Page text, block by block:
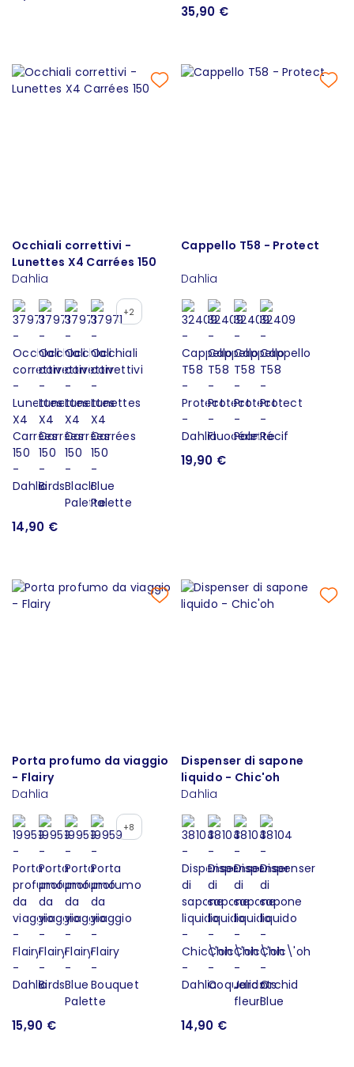
35,90 €
Occhiali correttivi -
Lunettes X4 Carrées 150
Dahlia
+2
14,90 €
Cappello T58 - Protect
Dahlia
19,90 €
Porta profumo da viaggio
- Flairy
Dahlia
+8
15,90 €
Dispenser di sapone
liquido - Chic'oh
Dahlia
14,90 €